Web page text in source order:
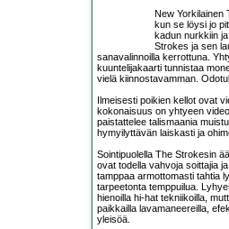
New
kun se löysi jo
kadun nurkkiin
Strokes ja sen
sanavalinnoilla kerrottuna.
kuuntelijakaarti tunnistaa
vielä kiinnostavamman.
Ilmeisesti poikien kellot ovat
kokonaisuus on yhtyeen
paistattelee talismaania
hymyilyttävän laiskasti ja
Sointipuolella The Strokesin
ovat todella vahvoja soittajia
tamppaa armottomasti tahtia
tarpeetonta temppuilua.
hienoilla hi-hat tekniikoilla,
paikkailla lavamaneereilla,
yleisöä.